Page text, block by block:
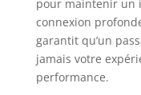
pour maintenir un
connexion
garantit qu’un
jamais votre
performance.